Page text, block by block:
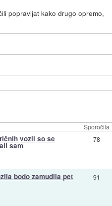
popravljat kako drugo opremo,
Sporočila
vozil so se
sam
78
bodo zamudila pet 91